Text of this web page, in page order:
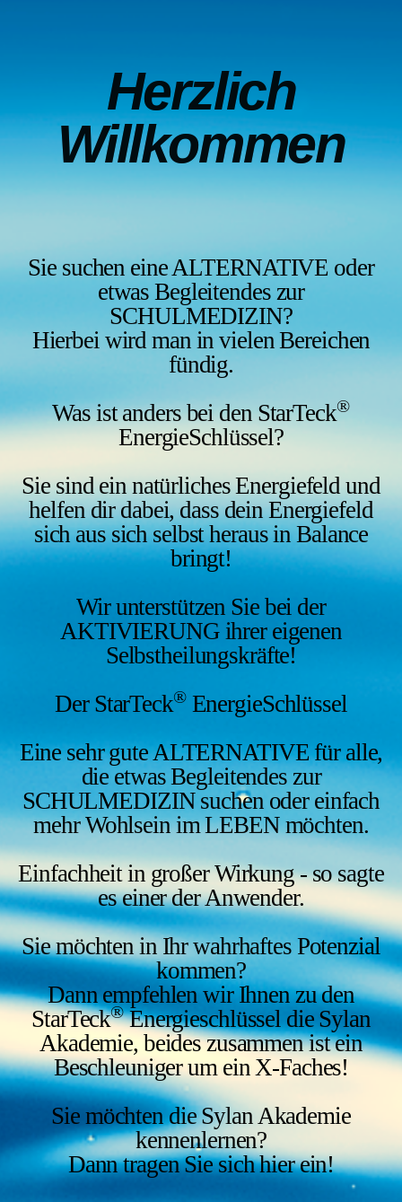
Herzlich
Willkommen
Sie suchen eine ALTERNATIVE oder
etwas Begleitendes zur
SCHULMEDIZIN?
Hierbei wird man in vielen Bereichen
fündig.
Was ist anders bei denStarTeck®
EnergieSchlüssel?
Sie sind ein natürliches Energiefeld und
helfen dir dabei, dass dein Energiefeld
sich aus sich selbst heraus in Balance
bringt!
Wir unterstützen Sie bei der
AKTIVIERUNG ihrer eigenen
Selbstheilungskräfte!
Der StarTeck®EnergieSchlüssel
Eine sehr gute ALTERNATIVE für alle,
die etwas Begleitendes zur
SCHULMEDIZIN suchen oder einfach
mehr Wohlsein im LEBEN möchten.
Einfachheit in großer Wirkung - so sagte
es einer der Anwender.
Sie möchten in Ihr wahrhaftes Potenzial
kommen?
Dann empfehlen wir Ihnen zu den
StarTeck®Energieschlüssel die Sylan
Akademie, beides zusammen ist ein
Beschleuniger um ein X-Faches!
Sie möchten die Sylan Akademie
kennenlernen?
Dann tragen Sie sich hier ein!